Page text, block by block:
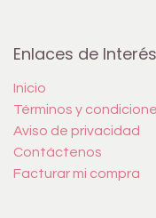
Enlaces de Interés
Inicio
Términos y
Aviso de privacidad
Contáctenos
Facturar mi compra